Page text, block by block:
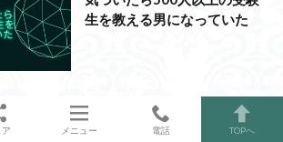
生を教える男になっていた
女性にモテなかった武藤遼の
過去話
ア メニュー 電話 TOPへ